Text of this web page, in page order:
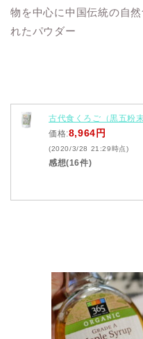
物を中心に中国伝統の自
れたパウダー
古代食くろご（黒五粉
価格:8,964円
(2020/3/28 21:29時点)
感想(16件)